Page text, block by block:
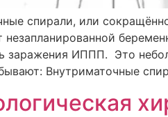
спирали, или
заражения ИППП. Это
Внутриматочные